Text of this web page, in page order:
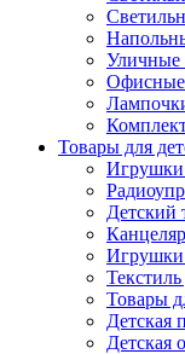
Уличные
Офисные
Товары для
Игрушки
Детский
Игрушки
Товары
Детская
Детская